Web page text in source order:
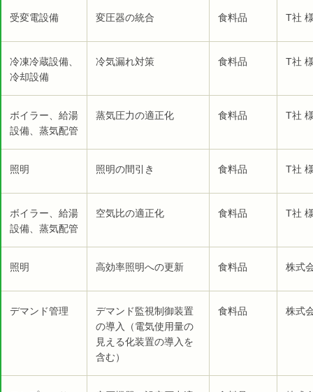
受変電設備 変圧器の統合 食料品 T社
冷凍冷蔵設備、
冷却設備
冷気漏れ対策 食料品 T社
ボイラー、給湯
設備、蒸気配管
蒸気圧力の適正化 食料品 T社
照明 照明の間引き 食料品 T社
ボイラー、給湯
設備、蒸気配管
空気比の適正化 食料品 T社
照明 高効率照明への更新 食料品 株式
デマンド管理
デマンド監視制御装置
の導入（電気使用量の
見える化装置の導入を
含む）
食料品 株式